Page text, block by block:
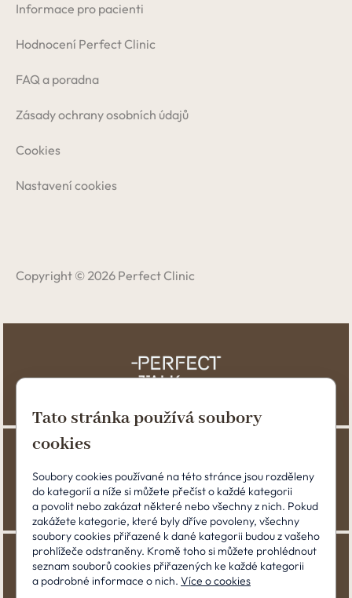
Informace pro pacienti
Hodnocení Perfect Clinic
FAQ a poradna
Zásady ochrany osobních údajů
Cookies
Nastavení cookies
Copyright © 2026 Perfect Clinic
Tato stránka používá soubory
cookies
Soubory cookies používané na této stránce jsou rozděleny
do kategorií a níže si můžete přečíst o každé kategorii
a povolit nebo zakázat některé nebo všechny z nich. Pokud
zakážete kategorie, které byly dříve povoleny, všechny
soubory cookies přiřazené k dané kategorii budou z vašeho
prohlížeče odstraněny. Kromě toho si můžete prohlédnout
seznam souborů cookies přiřazených ke každé kategorii
a podrobné informace o nich. Více o cookies